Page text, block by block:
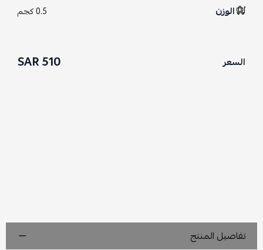
الوزن 0.5 كجم
السعر 510 SAR
تفاصيل المنتج